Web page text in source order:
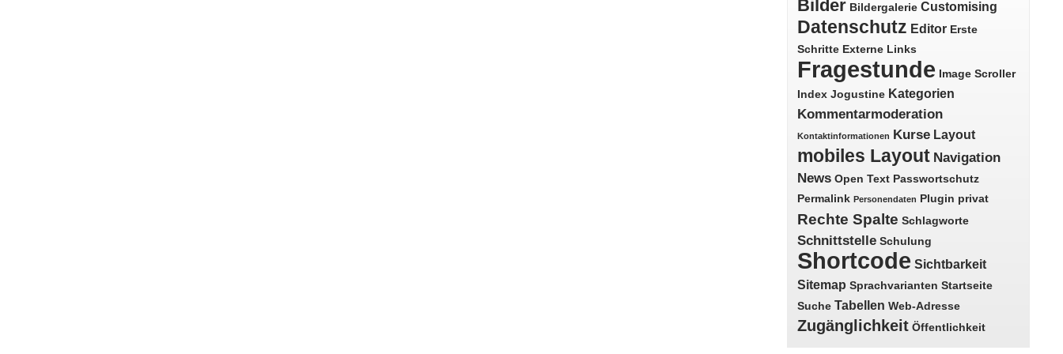
Bilder Bildergalerie Customising
Datenschutz Editor Erste
Schritte Externe Links
Fragestunde
Image Scroller
Index Jogustine Kategorien
Kommentarmoderation
Kontaktinformationen Kurse Layout
mobiles Layout Navigation
News Open Text Passwortschutz
Permalink Personendaten Plugin privat
Rechte Spalte Schlagworte
Schnittstelle Schulung
Shortcode Sichtbarkeit
Sitemap Sprachvarianten Startseite
Suche Tabellen Web-Adresse
Zugänglichkeit Öffentlichkeit